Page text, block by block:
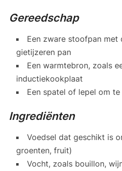
Gereedschap
Een zware stoofpan met
gietijzeren pan
Een warmtebron, zoals
inductiekookplaat
Een spatel of lepel om te
Ingrediënten
Voedsel dat geschikt is
groenten, fruit)
Vocht, zoals bouillon,